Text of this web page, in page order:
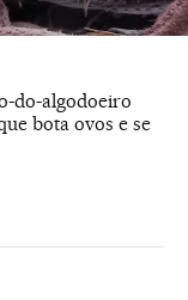
do-algodoeiro
bota ovos e se